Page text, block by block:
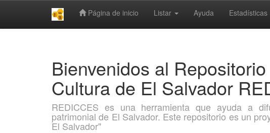
Página de inicio Listar Ayuda Estadísticas
Bienvenidos al
Cultura de El Salvador
REDICCES es una herramienta que ayuda a
patrimonial de El Salvador. Este repositorio es un
El Salvador"